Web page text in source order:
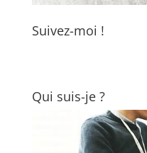
Suivez-moi !
Qui suis-je ?